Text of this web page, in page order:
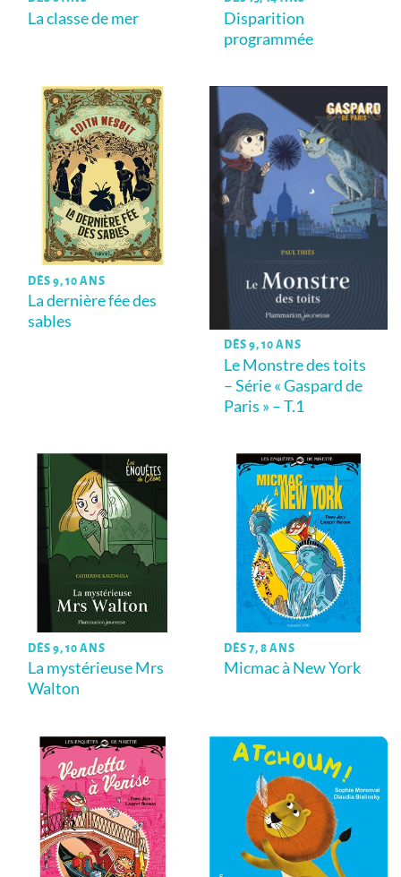
La classe de mer
Disparition
programmée
DÈS 9, 10 ANS
La dernière fée des
sables
DÈS 9, 10 ANS
Le Monstre des toits
– Série « Gaspard de
Paris » – T.1
DÈS 9, 10 ANS
La mystérieuse Mrs
Walton
DÈS 7, 8 ANS
Micmac à New York